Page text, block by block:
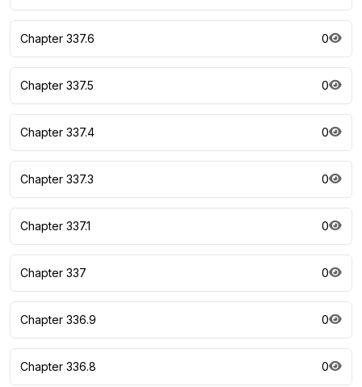
Chapter 337.6 0
Chapter 337.5 0
Chapter 337.4 0
Chapter 337.3 0
Chapter 337.1 0
Chapter 337 0
Chapter 336.9 0
Chapter 336.8 0